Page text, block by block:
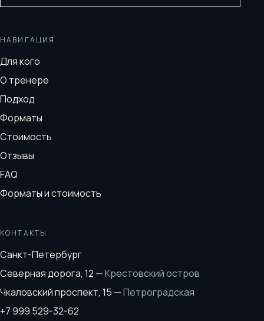
НАВИГАЦИЯ
Для кого
О тренере
Подход
Форматы
Стоимость
Отзывы
FAQ
Форматы и стоимость
КОНТАКТЫ
Санкт-Петербург
Северная дорога, 12 —Крестовский остров
Чкаловский проспект, 15 —Петроградская
+7 999 529-32-62